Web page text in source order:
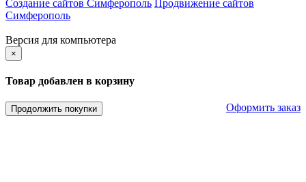
Создание сайтов Симферополь Продвижение сайтов
Симферополь
Версия для компьютера
×
Товар добавлен в корзину
Продолжить покупки Оформить заказ